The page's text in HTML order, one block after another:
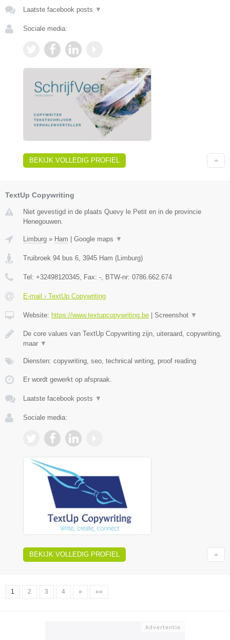
Laatste facebook posts ▼
Sociale media:
BEKIJK VOLLEDIG PROFIEL
TextUp Copywriting
Niet gevestigd in de plaats Quevy le Petit en in de provincie
Henegouwen.
Limburg » Ham Google maps ▼
Truibroek 94 bus 6, 3945 Ham (Limburg)
Tel: +32498120345, Fax: -, BTW-nr: 0786.662.674
E-mail › TextUp Copywriting
Website: https://www.textupcopywriting.be Screenshot ▼
De core values van TextUp Copywriting zijn, uiteraard, copywriting,
maar ▼
Diensten: copywriting, seo, technical writing, proof reading
Er wordt gewerkt op afspraak.
Laatste facebook posts ▼
Sociale media:
BEKIJK VOLLEDIG PROFIEL
1 2 3 4 » »»